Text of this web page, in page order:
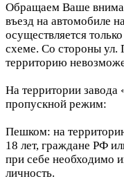
Обращаем Ваше
въезд на автомобиле
осуществляется
схеме. Со стороны ул.
территорию
На территории завода
пропускной режим:
Пешком: на
18 лет, граждане РФ
при себе необходимо
личность.